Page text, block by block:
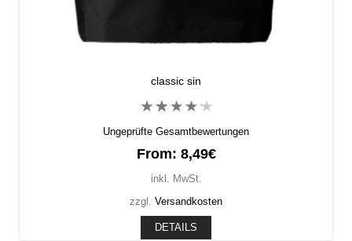
classic sin
Ungeprüfte Gesamtbewertungen
From: 8,49€
inkl. MwSt.
zzgl. Versandkosten
DETAILS